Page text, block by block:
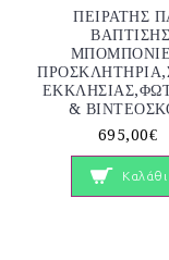
ΠΕΙΡΑΤΗΣ
&
695,00€
Καλάθι